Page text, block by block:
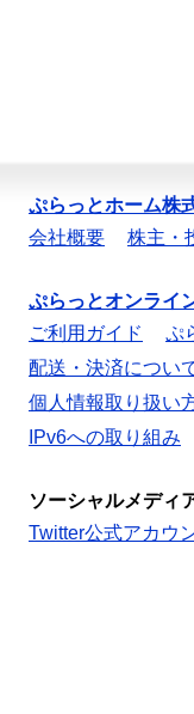
ぷらっとホーム株
会社概要
株主・
ぷらっとオンライ
ご利用ガイド
ぷ
配送・決済につい
個人情報取り扱い
IPv6への取り組み
ソーシャルメディ
Twitter公式アカウ